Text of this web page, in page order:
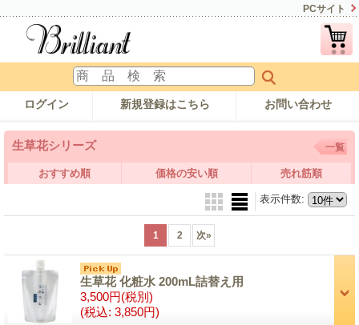
PCサイト
ログイン 新規登録はこちら お問い合わせ
生草花シリーズ 一覧
おすすめ順 価格の安い順 売れ筋順
表示件数:
1 2 次»
生草花 化粧水 200mL詰替え用
3,500円(税別)
(税込: 3,850円)